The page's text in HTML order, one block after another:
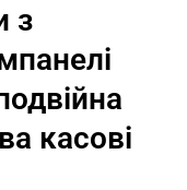
з
касові